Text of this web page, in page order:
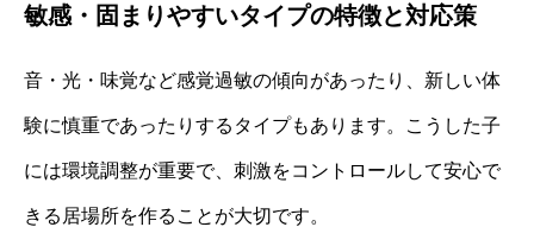
敏感・固まりやすいタイプの特徴と対応策
音・光・味覚など感覚過敏の傾向があったり、新しい体
験に慎重であったりするタイプもあります。こうした子
には環境調整が重要で、刺激をコントロールして安心で
きる居場所を作ることが大切です。